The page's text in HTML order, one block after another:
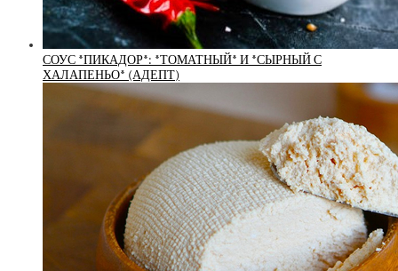
СОУС *ПИКАДОР*: *ТОМАТНЫЙ* И *СЫРНЫЙ С
ХАЛАПЕНЬО* (АДЕПТ)